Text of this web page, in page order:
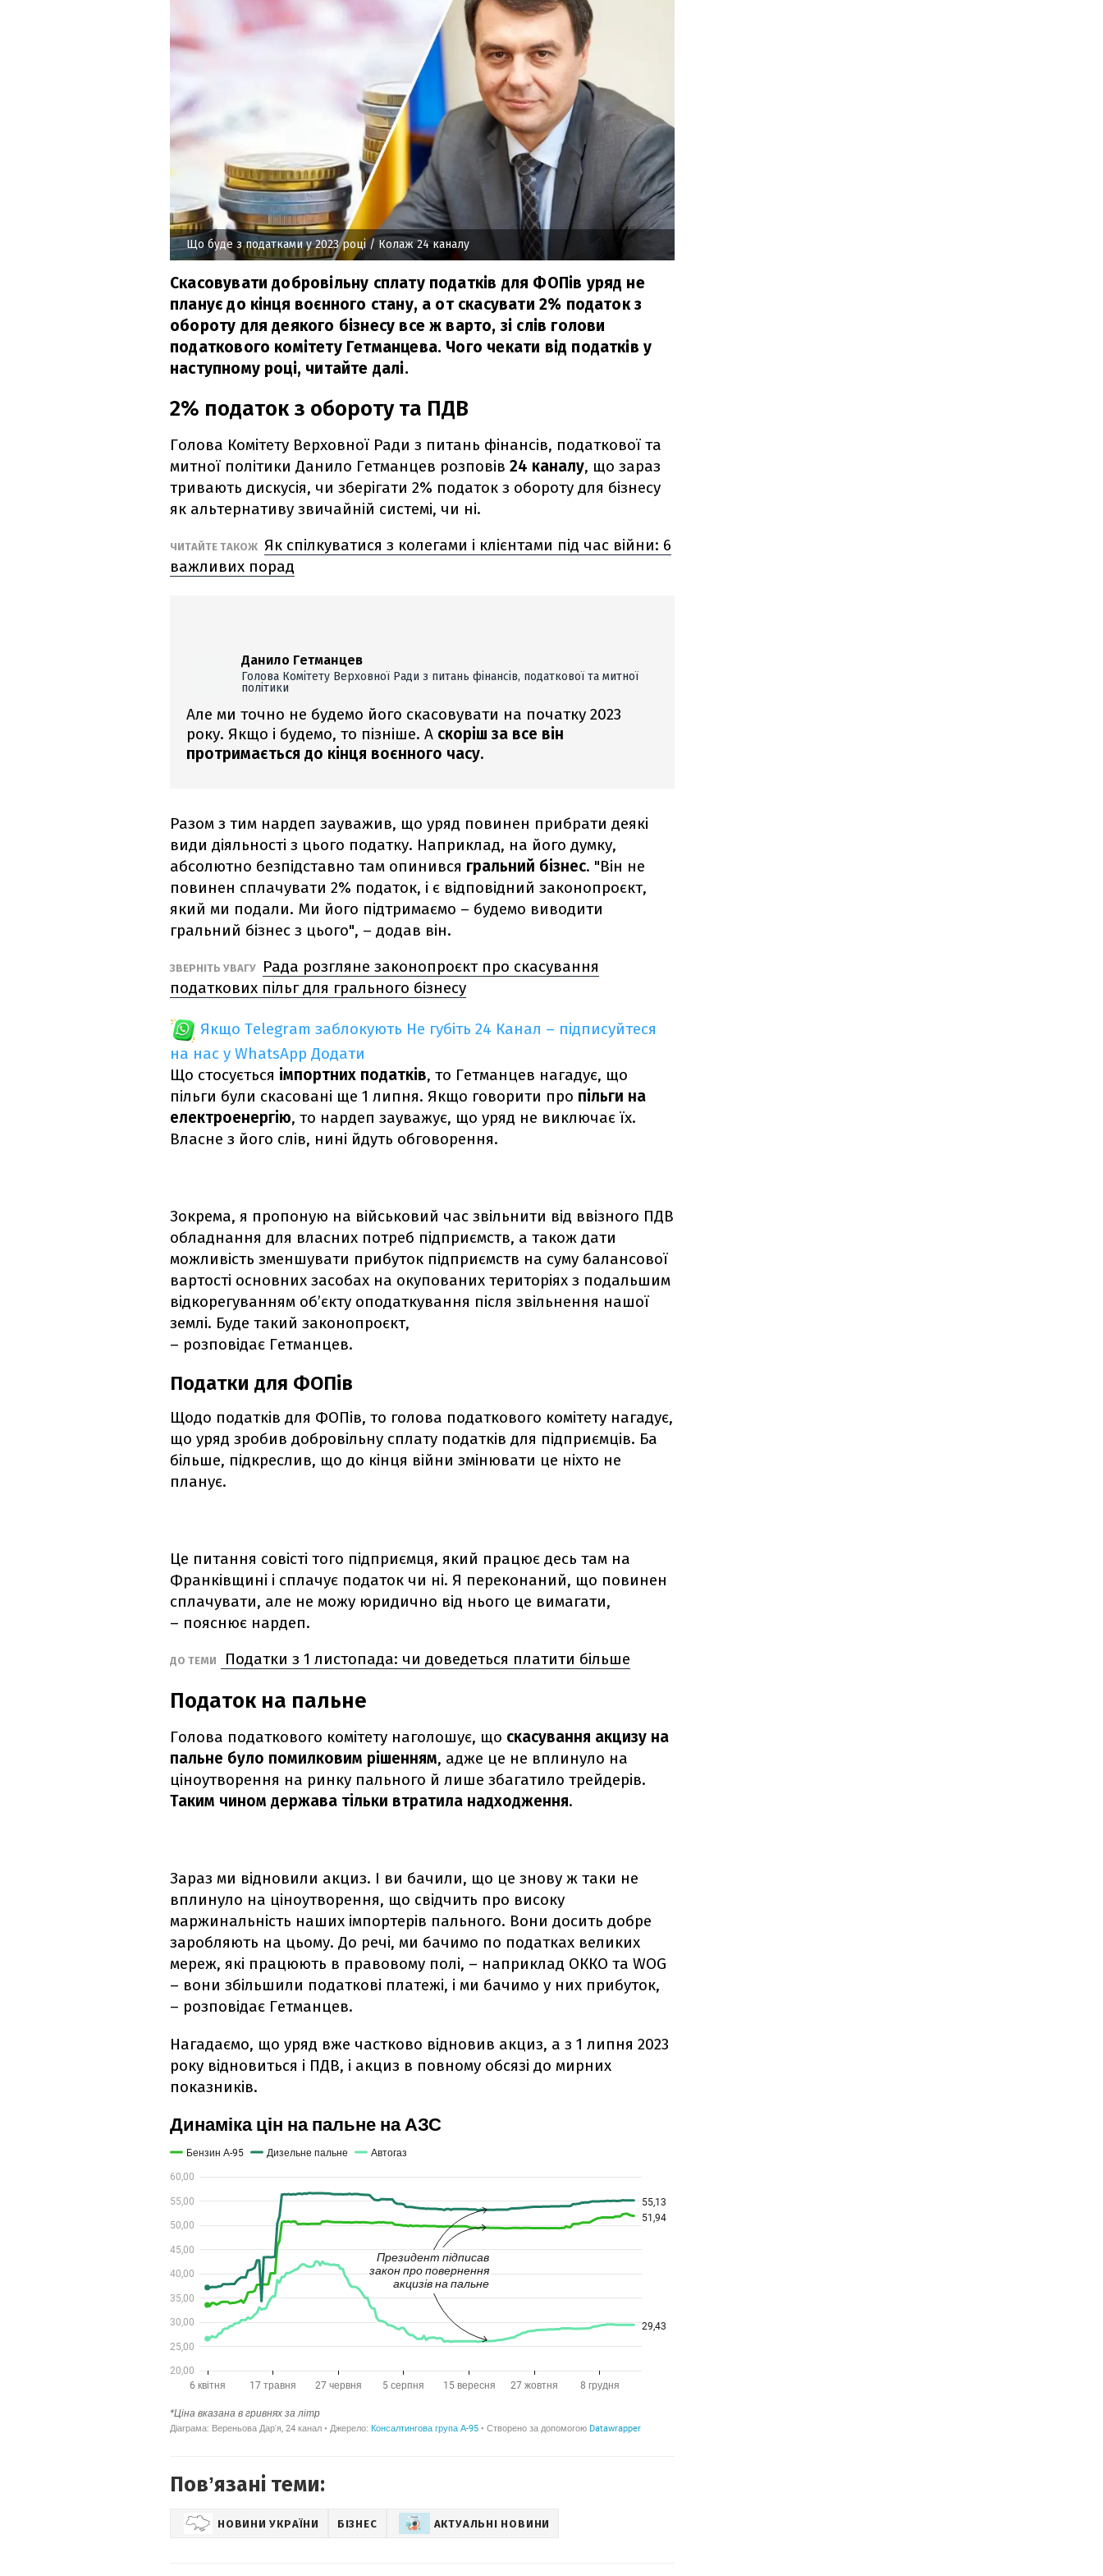
Що буде з податками у 2023 році/ Колаж 24 каналу
Скасовувати добровільну сплату податків для ФОПів уряд не
планує до кінця воєнного стану, а от скасувати 2% податок з
обороту для деякого бізнесу все ж варто, зі слів голови
податкового комітету Гетманцева. Чого чекати від податків у
наступному році, читайте далі.
2% податок з обороту та ПДВ
Голова Комітету Верховної Ради з питань фінансів, податкової та
митної політики Данило Гетманцев розповів 24 каналу, що зараз
тривають дискусія, чи зберігати 2% податок з обороту для бізнесу
як альтернативу звичайній системі, чи ні.
ЧИТАЙТЕ ТАКОЖ Як спілкуватися з колегами і клієнтами під час війни: 6
важливих порад
Данило Гетманцев
Голова Комітету Верховної Ради з питань фінансів, податкової та митної
політики
Але ми точно не будемо його скасовувати на початку 2023
року. Якщо і будемо, то пізніше. А скоріш за все він
протримається до кінця воєнного часу.
Разом з тим нардеп зауважив, що уряд повинен прибрати деякі
види діяльності з цього податку. Наприклад, на його думку,
абсолютно безпідставно там опинився гральний бізнес. "Він не
повинен сплачувати 2% податок, і є відповідний законопроєкт,
який ми подали. Ми його підтримаємо – будемо виводити
гральний бізнес з цього", – додав він.
ЗВЕРНІТЬ УВАГУ
Рада розгляне законопроєкт про скасування
податкових пільг для грального бізнесу
Якщо Telegram заблокують Не губіть 24 Канал – підписуйтеся
на нас у WhatsApp Додати
Що стосується імпортних податків, то Гетманцев нагадує, що
пільги були скасовані ще 1 липня. Якщо говорити про пільги на
електроенергію, то нардеп зауважує, що уряд не виключає їх.
Власне з його слів, нині йдуть обговорення.
Зокрема, я пропоную на військовий час звільнити від ввізного ПДВ
обладнання для власних потреб підприємств, а також дати
можливість зменшувати прибуток підприємств на суму балансової
вартості основних засобах на окупованих територіях з подальшим
відкорегуванням об’єкту оподаткування після звільнення нашої
землі. Буде такий законопроєкт,
– розповідає Гетманцев.
Податки для ФОПів
Щодо податків для ФОПів, то голова податкового комітету нагадує,
що уряд зробив добровільну сплату податків для підприємців. Ба
більше, підкреслив, що до кінця війни змінювати це ніхто не
планує.
Це питання совісті того підприємця, який працює десь там на
Франківщині і сплачує податок чи ні. Я переконаний, що повинен
сплачувати, але не можу юридично від нього це вимагати,
– пояснює нардеп.
ДО ТЕМИ Податки з 1 листопада: чи доведеться платити більше
Податок на пальне
Голова податкового комітету наголошує, що скасування акцизу на
пальне було помилковим рішенням, адже це не вплинуло на
ціноутворення на ринку пального й лише збагатило трейдерів.
Таким чином держава тільки втратила надходження.
Зараз ми відновили акциз. І ви бачили, що це знову ж таки не
вплинуло на ціноутворення, що свідчить про високу
маржинальність наших імпортерів пального. Вони досить добре
заробляють на цьому. До речі, ми бачимо по податках великих
мереж, які працюють в правовому полі, – наприклад ОККО та WOG
– вони збільшили податкові платежі, і ми бачимо у них прибуток,
– розповідає Гетманцев.
Нагадаємо, що уряд вже частково відновив акциз, а з 1 липня 2023
року відновиться і ПДВ, і акциз в повному обсязі до мирних
показників.
Повʼязані теми:
НОВИНИ УКРАЇНИ БІЗНЕС АКТУАЛЬНІ НОВИНИ